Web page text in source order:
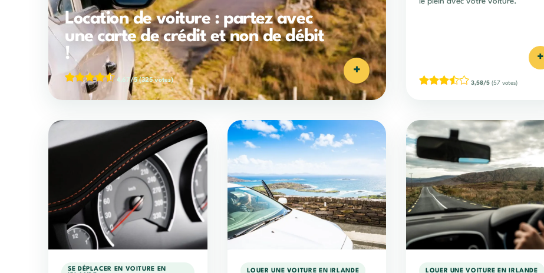
Location de voiture : partez avec
une carte de crédit et non de débit
!
4,67/5(325 votes)
+
+
3,58/5 (57 votes)
SE DÉPLACER EN VOITURE EN
LOUER UNE VOITURE EN IRLANDE LOUER UNE VOITURE EN IRLANDE